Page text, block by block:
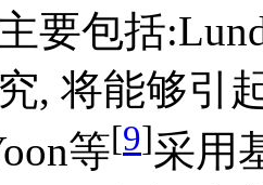
要包括
, 将能够引
等[9]采用